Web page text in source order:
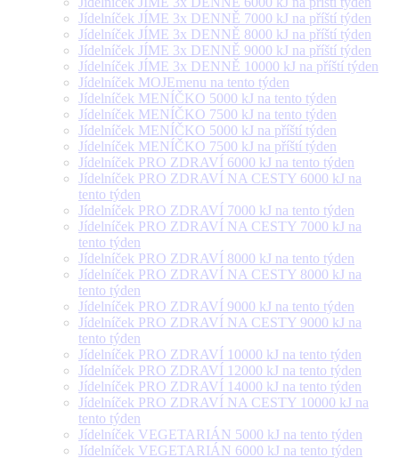
Jídelníček JÍME 3x DENNĚ 7000 kJ na příští týden
Jídelníček JÍME 3x DENNĚ 8000 kJ na příští týden
Jídelníček JÍME 3x DENNĚ 9000 kJ na příští týden
Jídelníček JÍME 3x DENNĚ 10000 kJ na příští týden
Jídelníček MOJEmenu na tento týden
Jídelníček MENÍČKO 5000 kJ na tento týden
Jídelníček MENÍČKO 7500 kJ na tento týden
Jídelníček MENÍČKO 5000 kJ na příští týden
Jídelníček MENÍČKO 7500 kJ na příští týden
Jídelníček PRO ZDRAVÍ 6000 kJ na tento týden
Jídelníček PRO ZDRAVÍ NA CESTY 6000 kJ na
tento týden
Jídelníček PRO ZDRAVÍ 7000 kJ na tento týden
Jídelníček PRO ZDRAVÍ NA CESTY 7000 kJ na
tento týden
Jídelníček PRO ZDRAVÍ 8000 kJ na tento týden
Jídelníček PRO ZDRAVÍ NA CESTY 8000 kJ na
tento týden
Jídelníček PRO ZDRAVÍ 9000 kJ na tento týden
Jídelníček PRO ZDRAVÍ NA CESTY 9000 kJ na
tento týden
Jídelníček PRO ZDRAVÍ 10000 kJ na tento týden
Jídelníček PRO ZDRAVÍ 12000 kJ na tento týden
Jídelníček PRO ZDRAVÍ 14000 kJ na tento týden
Jídelníček PRO ZDRAVÍ NA CESTY 10000 kJ na
tento týden
Jídelníček VEGETARIÁN 5000 kJ na tento týden
Jídelníček VEGETARIÁN 6000 kJ na tento týden